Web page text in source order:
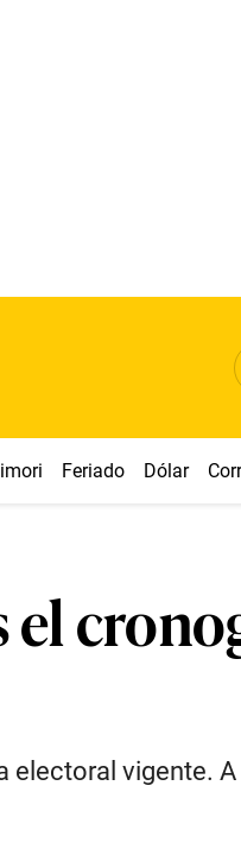
Feriado Dólar
el
electoral vigente.